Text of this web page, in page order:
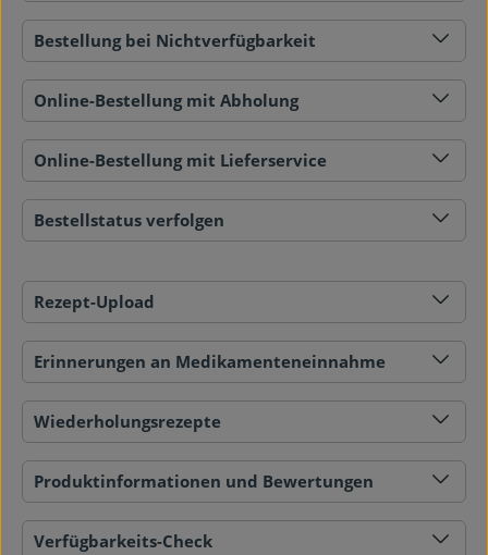
Bestellung bei Nichtverfügbarkeit
Online-Bestellung mit Abholung
Online-Bestellung mit Lieferservice
Bestellstatus verfolgen
Rezept-Upload
Erinnerungen an Medikamenteneinnahme
Wiederholungsrezepte
Produktinformationen und Bewertungen
Verfügbarkeits-Check